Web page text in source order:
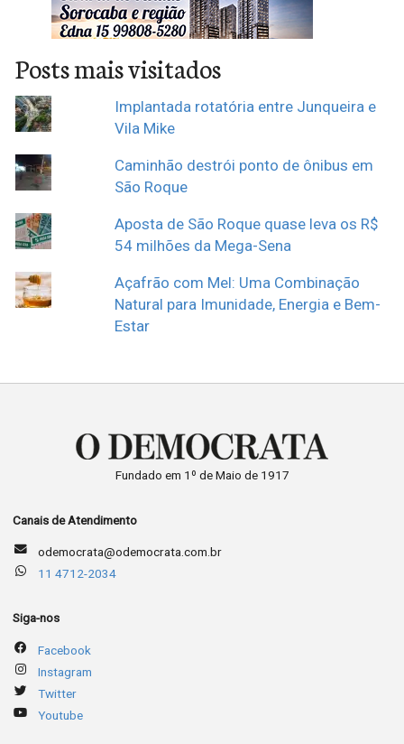
Posts mais visitados
Implantada rotatória entre Junqueira e
Vila Mike
Caminhão destrói ponto de ônibus em
São Roque
Aposta de São Roque quase leva os R$
54 milhões da Mega-Sena
Açafrão com Mel: Uma Combinação
Natural para Imunidade, Energia e Bem-
Estar
Fundado em 1º de Maio de 1917
Canais de Atendimento
odemocrata@odemocrata.com.br
11 4712-2034
Siga-nos
Facebook
Instagram
Twitter
Youtube